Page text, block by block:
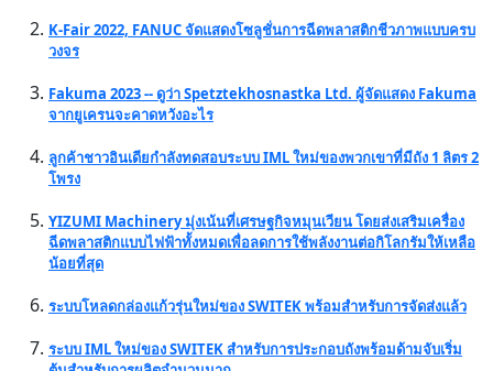
K-Fair 2022, FANUC จัดแสดงโซลูชั่นการฉีดพลาสติกชีวภาพแบบครบ
วงจร
Fakuma 2023 -- ดูว่า Spetztekhosnastka Ltd. ผู้จัดแสดง Fakuma
จากยูเครนจะคาดหวังอะไร
ลูกค้าชาวอินเดียกำลังทดสอบระบบ IML ใหม่ของพวกเขาที่มีถัง 1 ลิตร 2
โพรง
YIZUMI Machinery มุ่งเน้นที่เศรษฐกิจหมุนเวียน โดยส่งเสริมเครื่อง
ฉีดพลาสติกแบบไฟฟ้าทั้งหมดเพื่อลดการใช้พลังงานต่อกิโลกรัมให้เหลือ
น้อยที่สุด
ระบบโหลดกล่องแก้วรุ่นใหม่ของ SWITEK พร้อมสำหรับการจัดส่งแล้ว
ระบบ IML ใหม่ของ SWITEK สำหรับการประกอบถังพร้อมด้ามจับเริ่ม